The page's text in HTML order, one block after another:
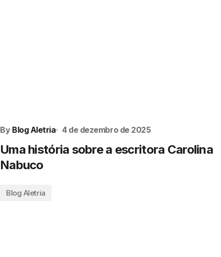
By Blog Aletria 4 de dezembro de 2025
Uma história sobre a escritora Carolina
Nabuco
Blog Aletria